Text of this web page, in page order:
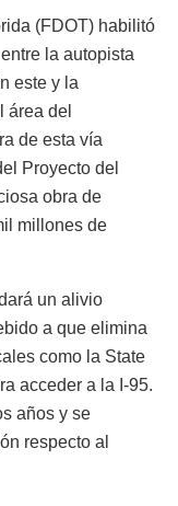
(FDOT) habilitó
la autopista
este y la
área del
de esta vía
Proyecto del
obra de
millones de
un alivio
a que elimina
como la State
acceder a la I-95.
años y se
respecto al